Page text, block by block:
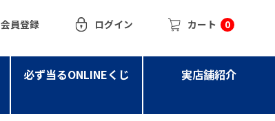
会員登録 ログイン カート 0
必ず当るONLINEくじ 実店舗紹介